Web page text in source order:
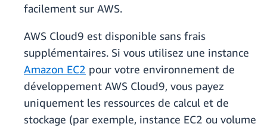
facilement sur AWS.
AWS Cloud9 est disponible sans frais
supplémentaires. Si vous utilisez une instance
Amazon EC2 pour votre environnement de
développement AWS Cloud9, vous payez
uniquement les ressources de calcul et de
stockage (par exemple, instance EC2 ou volume